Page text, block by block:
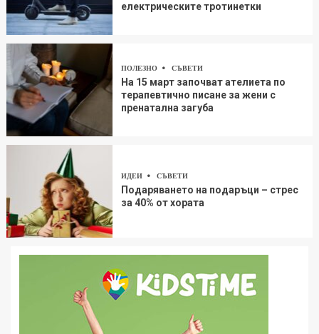
електрическите тротинетки
ПОЛЕЗНО СЪВЕТИ
На 15 март започват ателиета по
терапевтично писане за жени с
пренатална загуба
ИДЕИ СЪВЕТИ
Подаряването на подаръци – стрес
за 40% от хората